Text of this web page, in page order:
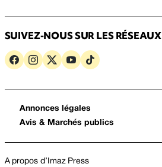
SUIVEZ-NOUS SUR LES RÉSEAUX
Annonces légales
Avis & Marchés publics
A propos d’Imaz Press